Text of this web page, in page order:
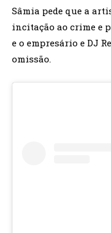
Sâmia pede que a
incitação ao crime e
e o empresário e DJ
omissão.